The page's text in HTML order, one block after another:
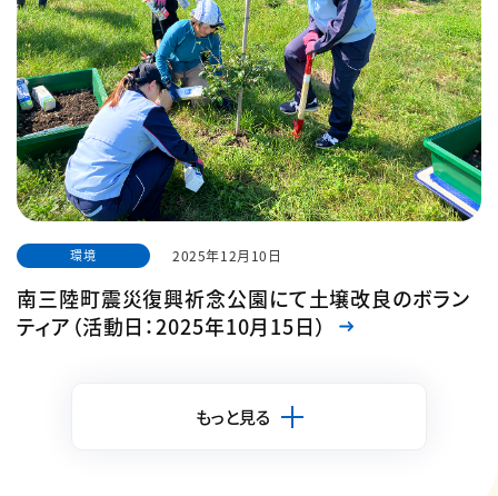
環境 2025年12月10日
南三陸町震災復興祈念公園にて土壌改良のボラン
ティア（活動日：2025年10月15日）
パン（WWFジャパン）と3年間のコーポレート・パートナーシッ
もっと見る